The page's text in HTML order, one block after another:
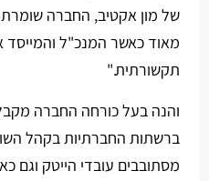
של מון אקטיב, החברה
מאוד כאשר המנכ"ל והמייסד
תקשורתית."
והנה בעל כורחה החברה
ברשתות החברתיות בקהל
מסתובבים עובדי הייטק וגם